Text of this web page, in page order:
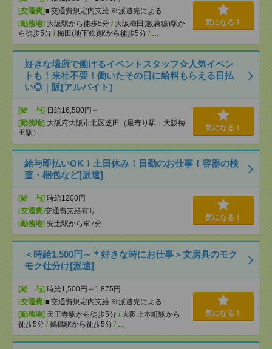
[交通費]■ 交通費規定内支給 ※派遣先による
[勤務地] 大阪駅から徒歩5分 / 大阪梅田(阪急線)駅か
ら徒歩5分 / 梅田(地下鉄)駅から徒歩5分 / …
気になる！
好きな場所で働けるイベントスタッフ☆人気イベン
トも！来社不要！働いたその日に給料もらえる日払
い◎｜阪[アルバイト]
[給 与] 日給16,500円～
[勤務地] 大阪府大阪市北区芝田（最寄り駅：大阪梅
田駅）
気になる！
給与即払いOK！土日休み！日勤のお仕事！容器の検
査・梱包など[派遣]
[給 与] 時給1200円
[交通費]交通費支給有り
[勤務地] 安土駅から車7分
気になる！
＜時給1,500円～＊好きな時にお仕事＞文房具のモク
モク仕分け[派遣]
[給 与] 時給1,500円～1,875円
[交通費]■ 交通費規定内支給 ※派遣先による
[勤務地] 天王寺駅から徒歩5分 / 大阪上本町駅から
徒歩5分 / 鶴橋駅から徒歩5分 / …
気になる！